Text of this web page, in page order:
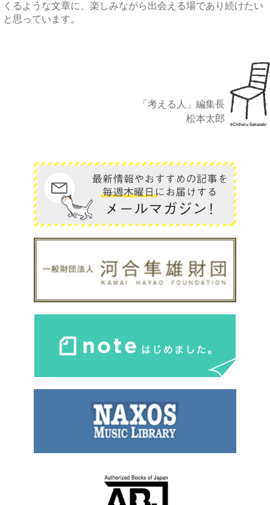
くるような文章に、楽しみながら出会える場であり続けたい
と思っています。
「考える人」編集長
松本太郎